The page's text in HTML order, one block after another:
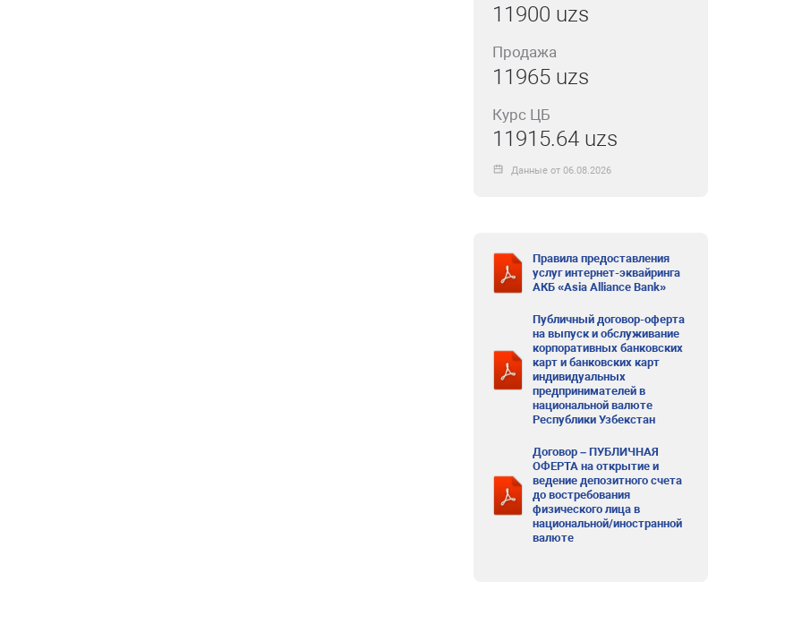
11900 uzs
Продажа
11965 uzs
Курс ЦБ
11915.64 uzs
Данные от 06.08.2026
Правила предоставления
услуг интернет-эквайринга
АКБ «Asia Alliance Bank»
Публичный договор-оферта
на выпуск и обслуживание
корпоративных банковских
карт и банковских карт
индивидуальных
предпринимателей в
национальной валюте
Республики Узбекстан
Договор – ПУБЛИЧНАЯ
ОФЕРТА на открытие и
ведение депозитного счета
до востребования
физического лица в
национальной/иностранной
валюте